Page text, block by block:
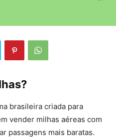
brasileira criada para
vender milhas aéreas com
passagens mais baratas.